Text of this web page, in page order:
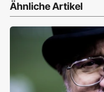
Ähnliche Artikel